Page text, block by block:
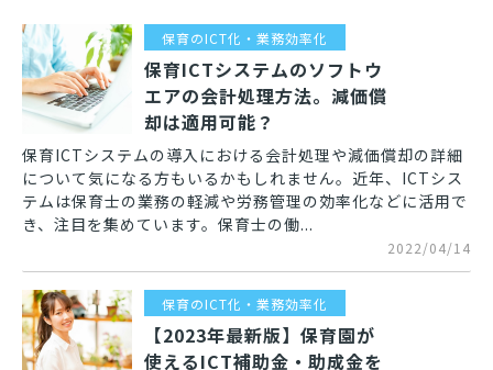
保育のICT化・業務効率化
保育ICTシステムのソフトウ
エアの会計処理方法。減価償
却は適用可能？
保育ICTシステムの導入における会計処理や減価償却の詳細
について気になる方もいるかもしれません。近年、ICTシス
テムは保育士の業務の軽減や労務管理の効率化などに活用で
き、注目を集めています。保育士の働...
2022/04/14
保育のICT化・業務効率化
【2023年最新版】保育園が
使えるICT補助金・助成金を